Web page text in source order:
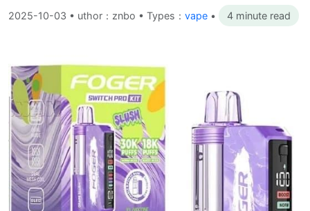
2025-10-03 • uthor：znbo • Types： vape • 4 minute read